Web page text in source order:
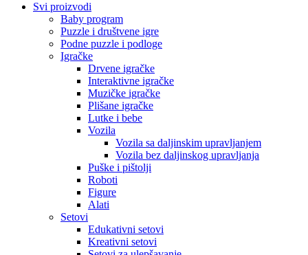
Svi proizvodi
Baby program
Puzzle i društvene igre
Podne puzzle i podloge
Igračke
Drvene igračke
Interaktivne igračke
Muzičke igračke
Plišane igračke
Lutke i bebe
Vozila
Vozila sa daljinskim upravljanjem
Vozila bez daljinskog upravljanja
Puške i pištolji
Roboti
Figure
Alati
Setovi
Edukativni setovi
Kreativni setovi